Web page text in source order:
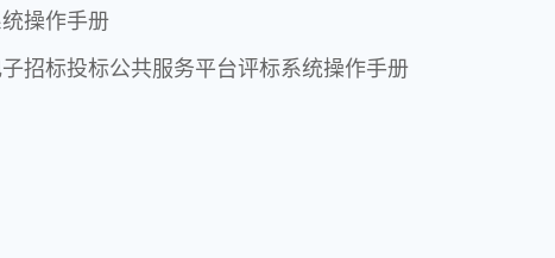
操作手册
招标投标公共服务平台评标系统操作手册